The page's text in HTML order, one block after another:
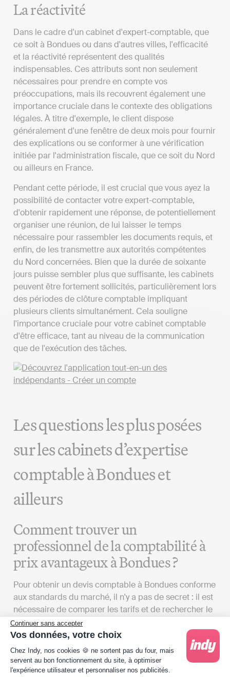
Continuer sans accepter
Vos données, votre choix
Plateforme de Gestion du Consentement :
Chez Indy, nos cookies 🍪 ne sortent pas du four, mais
servent au bon fonctionnement du site, à optimiser
l'expérience utilisateur et personnaliser nos publicités.
La réactivité
Dans le cadre d'un cabinet d'expert-comptable, que
ce soit à Bondues ou dans d'autres villes, l'efficacité
et la réactivité représentent des qualités
indispensables. Ces attributs sont non seulement
nécessaires pour prendre en compte vos
préoccupations, mais ils recouvrent également une
importance cruciale dans le contexte des obligations
légales. À titre d'exemple, le client dispose
généralement d'une fenêtre de deux mois pour fournir
des explications ou se conformer à une vérification
initiée par l'administration fiscale, que ce soit du Nord
ou ailleurs en France.
Pendant cette période, il est crucial que vous ayez la
possibilité de contacter votre expert-comptable,
d'obtenir rapidement une réponse, de potentiellement
organiser une réunion, de lui laisser le temps
nécessaire pour rassembler les documents requis, et
enfin, de les transmettre aux autorités compétentes
du Nord concernées. Bien que la durée de soixante
jours puisse sembler plus que suffisante, les cabinets
peuvent être fortement sollicités, particulièrement lors
des périodes de clôture comptable impliquant
plusieurs clients simultanément. Cela souligne
l'importance cruciale pour votre cabinet comptable
d'être efficace, tant au niveau de la communication
que de l'exécution des tâches.
Les questions les plus posées
sur les cabinets d’expertise
comptable à Bondues et
ailleurs
Comment trouver un
professionnel de la comptabilité à
prix avantageux à Bondues ?
Pour obtenir un devis comptable à Bondues conforme
aux standards du marché, il n'y a pas de secret : il est
nécessaire de comparer les tarifs et de rechercher le
meilleur compromis entre la qualité des services et le
prix. Si cela ne vous convient pas, vous avez
également la possibilité d'opter pour une solution de
comptabilité en ligne.